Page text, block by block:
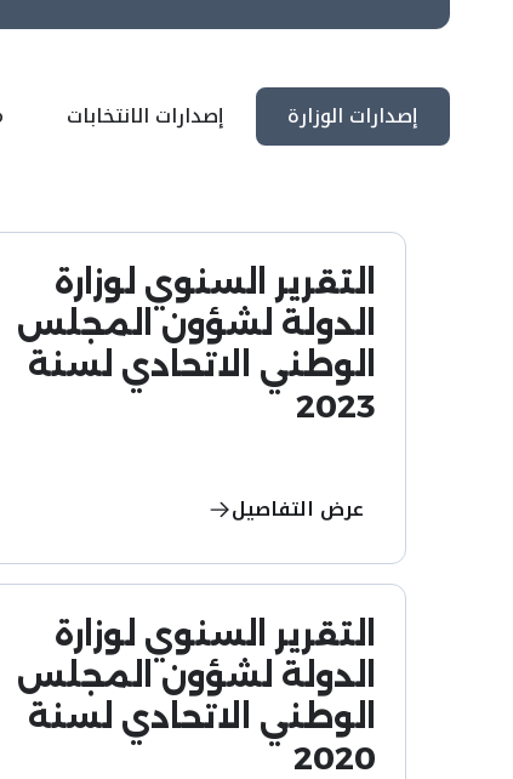
إصدارات الوزارة إصدارات الانتخابات
التقرير السنوي لوزارة
الدولة لشؤون المجلس
الوطني الاتحادي لسنة
2023
عرض التفاصيل
التقرير السنوي لوزارة
الدولة لشؤون المجلس
الوطني الاتحادي لسنة
2020